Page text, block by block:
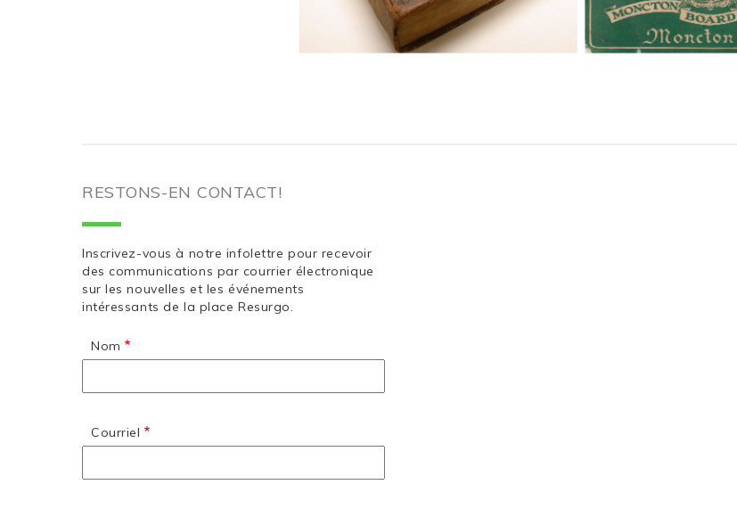
RESTONS-EN CONTACT!
Inscrivez-vous à notre infolettre pour recevoir
des communications par courrier électronique
sur les nouvelles et les événements
intéressants de la place Resurgo.
Nom
Courriel